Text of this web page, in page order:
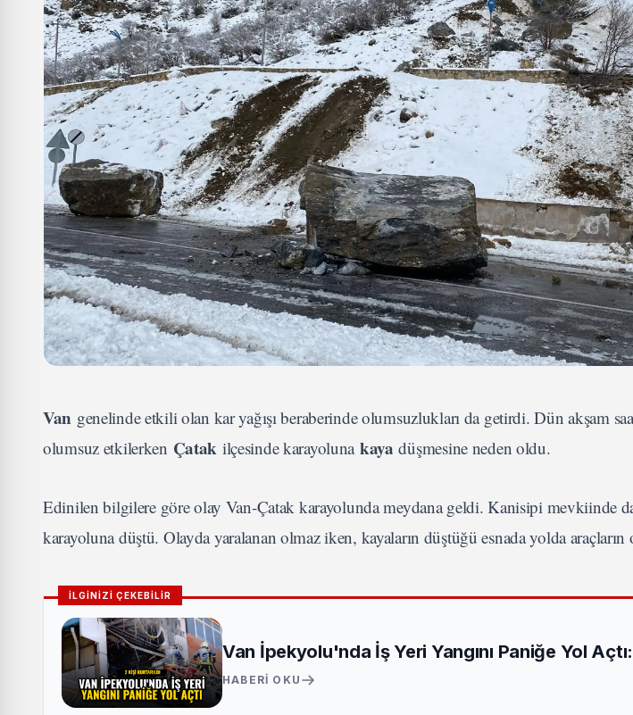
Van genelinde etkili olan kar yağışı beraberinde olumsuzlukları da getirdi. Dün akşam
olumsuz etkilerken Çatak ilçesinde karayoluna kaya düşmesine neden oldu.
Edinilen bilgilere göre olay Van-Çatak karayolunda meydana geldi. Kanisipi mevkiinde
karayoluna düştü. Olayda yaralanan olmaz iken, kayaların düştüğü esnada yolda araçların
İLGİNİZİ ÇEKEBİLİR
Van İpekyolu'nda İş Yeri Yangını Paniğe Yol
HABERI OKU